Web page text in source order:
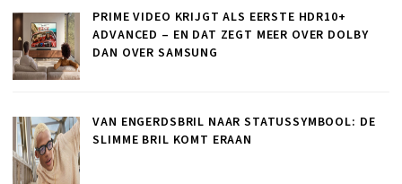
PRIME VIDEO KRIJGT ALS EERSTE HDR10+
ADVANCED – EN DAT ZEGT MEER OVER DOLBY
DAN OVER SAMSUNG
VAN ENGERDSBRIL NAAR STATUSSYMBOOL: DE
SLIMME BRIL KOMT ERAAN